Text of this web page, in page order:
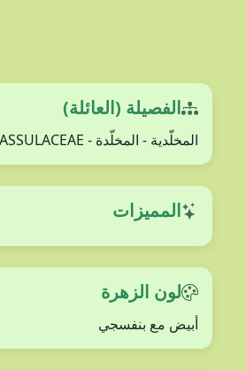
الفصيلة (العائلة)
المخلّدية - المخلّدة - CRASSULACEAE
المميزات
لون الزهرة
أبيض مع بنفسجي